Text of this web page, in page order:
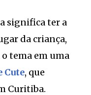
significa ter a
da criança,
tema em uma
Cute, que
Curitiba.